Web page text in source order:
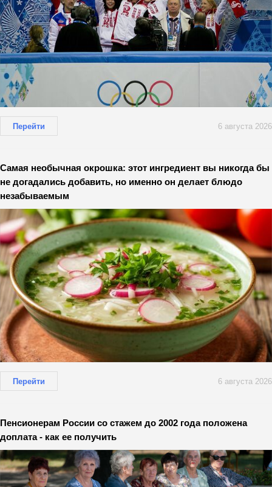
Перейти 6 августа 2026
Самая необычная окрошка: этот ингредиент вы никогда бы
не догадались добавить, но именно он делает блюдо
незабываемым
Перейти 6 августа 2026
Пенсионерам России со стажем до 2002 года положена
доплата - как ее получить